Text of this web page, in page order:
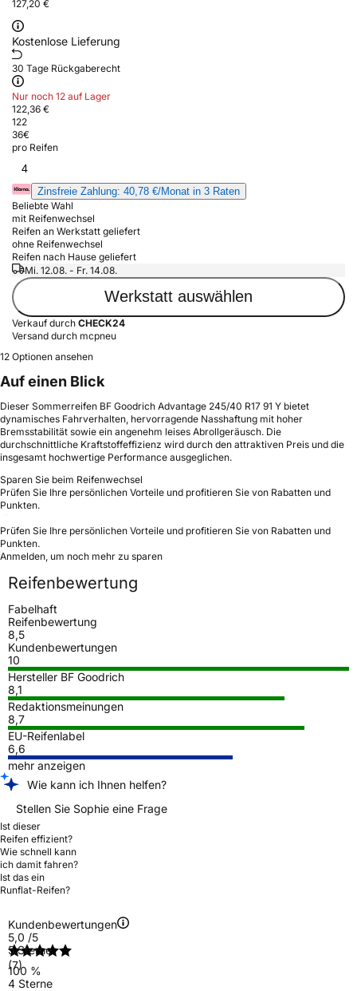
127,20 €
Kostenlose Lieferung
30 Tage Rückgaberecht
Nur noch 12 auf Lager
122,36 €
122
36€
pro Reifen
4
Zinsfreie Zahlung: 40,78 €/Monat in 3 Raten
Beliebte Wahl
mit Reifenwechsel
Reifen an Werkstatt geliefert
ohne Reifenwechsel
Reifen nach Hause geliefert
Mi. 12.08. - Fr. 14.08.
Werkstatt auswählen
Verkauf durch CHECK24
Versand durch mcpneu
12 Optionen ansehen
Auf einen Blick
Dieser Sommerreifen BF Goodrich Advantage 245/40 R17 91 Y bietet
dynamisches Fahrverhalten, hervorragende Nasshaftung mit hoher
Bremsstabilität sowie ein angenehm leises Abrollgeräusch. Die
durchschnittliche Kraftstoffeffizienz wird durch den attraktiven Preis und die
insgesamt hochwertige Performance ausgeglichen.
Sparen Sie beim Reifenwechsel
Prüfen Sie Ihre persönlichen Vorteile und profitieren Sie von Rabatten und
Punkten.
Prüfen Sie Ihre persönlichen Vorteile und profitieren Sie von Rabatten und
Punkten.
Anmelden, um noch mehr zu sparen
Reifenbewertung
Fabelhaft
Reifenbewertung
8,5
Kundenbewertungen
10
Hersteller BF Goodrich
8,1
Redaktionsmeinungen
8,7
EU-Reifenlabel
6,6
mehr anzeigen
Wie kann ich Ihnen helfen?
Stellen Sie Sophie eine Frage
Ist dieser
Reifen effizient?
Wie schnell kann
ich damit fahren?
Ist das ein
Runflat-Reifen?
Kundenbewertungen
5,0 /5
(7)
5 Sterne
100 %
4 Sterne